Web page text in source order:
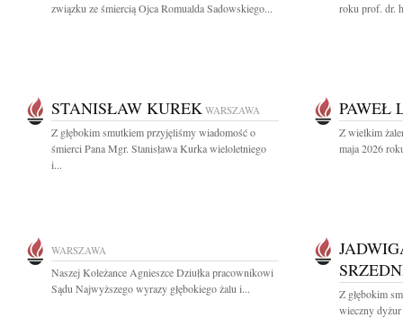
związku ze śmiercią Ojca Romualda Sadowskiego...
roku prof. dr.
STANISŁAW KUREK WARSZAWA
Z głębokim smutkiem przyjęliśmy wiadomość o
śmierci Pana Mgr. Stanisława Kurka wieloletniego
i...
PAWEŁ
Z wielkim
maja 2026
WARSZAWA
Naszej Koleżance Agnieszce Dziułka pracownikowi
Sądu Najwyższego wyrazy głębokiego żalu i...
Z głębokim
wieczny dyżur